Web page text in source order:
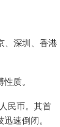
、深圳、香港
质。
民币。其首
速倒闭。